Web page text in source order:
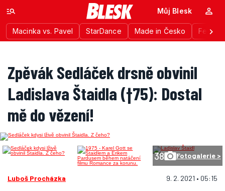
Macinka vs. Pavel StarDance Made in Česko
Můj Blesk
Zpěvák Sedláček drsně obvinil
Ladislava Štaidla (†75): Dostal
mě do vězení!
38 Fotogalerie >
Luboš Procházka 9. 2. 2021 • 05:15